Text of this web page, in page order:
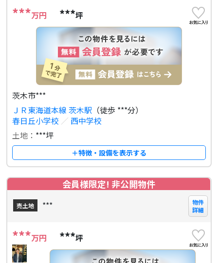
***万円 ***坪
茨木市***
ＪＲ東海道本線 茨木駅 （徒歩 ***分）
春日丘小学校 ／ 西中学校
土地： ***坪
＋特徴・設備を表示する
会員様限定! 非公開物件
売土地 ***
物件
詳細
***万円 ***坪